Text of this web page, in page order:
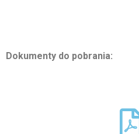
Dokumenty do pobrania: